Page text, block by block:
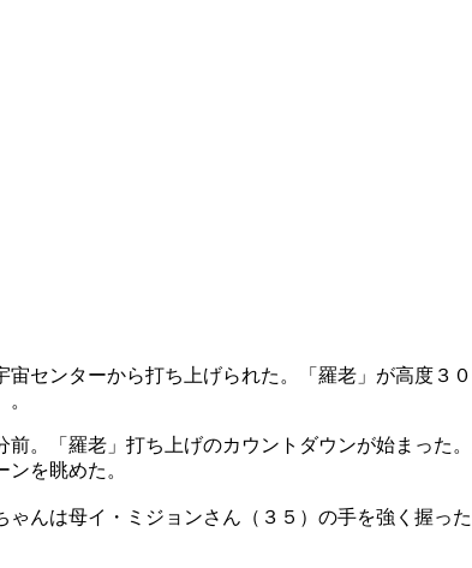
センターから打ち上げられた。「羅老」が高度３
。「羅老」打ち上げのカウントダウンが始まった
を眺めた。
んは母イ・ミジョンさん（３５）の手を強く握っ